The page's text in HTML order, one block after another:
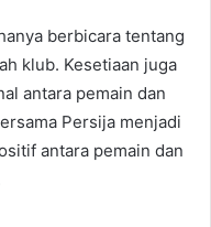
berbicara tentang
klub. Kesetiaan juga
antara pemain dan
Persija menjadi
antara pemain dan